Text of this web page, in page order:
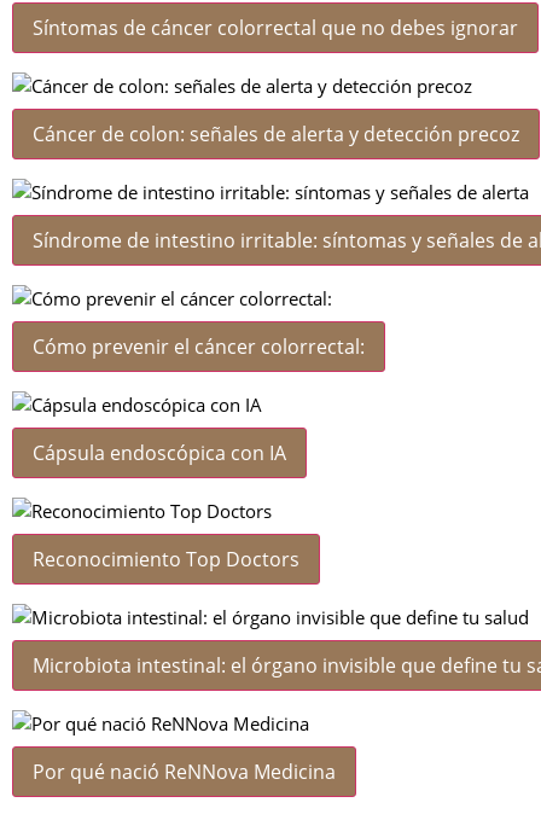
Síntomas de cáncer colorrectal que no debes ignorar
Cáncer de colon: señales de alerta y detección precoz
Síndrome de intestino irritable: síntomas y señales de
Cómo prevenir el cáncer colorrectal:
Cápsula endoscópica con IA
Reconocimiento Top Doctors
Microbiota intestinal: el órgano invisible que define tu
Por qué nació ReNNova Medicina